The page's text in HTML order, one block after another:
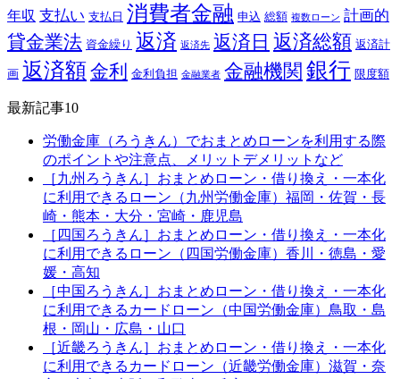
年収 支払い 支払日 消費者金融 申込 総額 複数ローン 計画的
貸金業法 資金繰り 返済 返済先 返済日 返済総額 返済計
画 返済額金利 金利負担 金融業者 金融機関 銀行 限度額
最新記事10
労働金庫（ろうきん）でおまとめローンを利用する際
のポイントや注意点、メリットデメリットなど
［九州ろうきん］おまとめローン・借り換え・一本化
に利用できるローン（九州労働金庫）福岡・佐賀・長
崎・熊本・大分・宮崎・鹿児島
［四国ろうきん］おまとめローン・借り換え・一本化
に利用できるローン（四国労働金庫）香川・徳島・愛
媛・高知
［中国ろうきん］おまとめローン・借り換え・一本化
に利用できるカードローン（中国労働金庫）鳥取・島
根・岡山・広島・山口
［近畿ろうきん］おまとめローン・借り換え・一本化
に利用できるカードローン（近畿労働金庫）滋賀・奈